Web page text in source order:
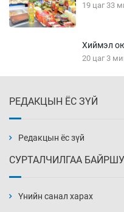
19 цаг 33
Хиймэл
20 цаг 3
20 цаг 33
нэмэгджээ
РЕДАКЦЫН ЁС ЗҮЙ
Редакцын ёс зүй
СУРТАЛЧИЛГАА
Үнийн санал харах